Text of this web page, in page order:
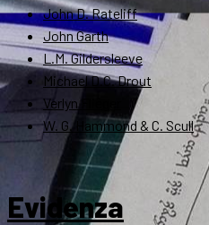
John D. Rateliff
John Garth
L.M. Gildersleeve
Michael D.C. Drout
Verlyn Flieger
W. G. Hammond & C. Scull
Evidenza